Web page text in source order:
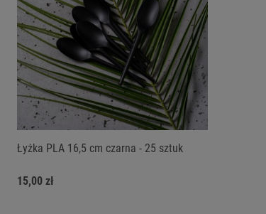
Łyżka PLA 16,5 cm czarna - 25 sztuk
15,00 zł